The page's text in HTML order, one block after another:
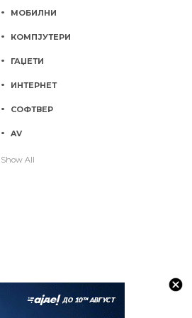
МОБИЛНИ
КОМПЈУТЕРИ
ГАЏЕТИ
ИНТЕРНЕТ
СОФТВЕР
AV
Show All